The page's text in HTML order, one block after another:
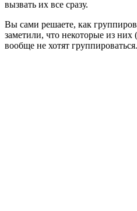
вызвать их все сразу.
Вы сами решаете, как
заметили, что некоторые из
вообще не хотят группироваться.